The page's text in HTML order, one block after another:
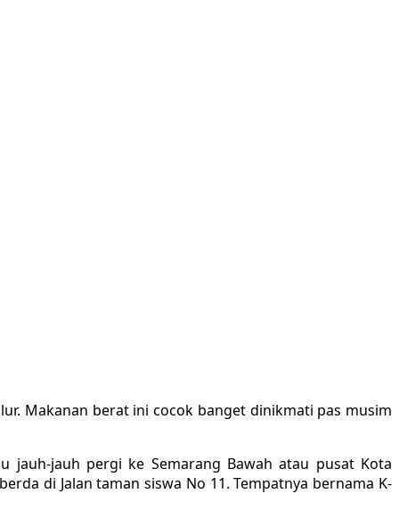
Makanan berat ini cocok banget dinikmati pas musim
jauh-jauh pergi ke Semarang Bawah atau pusat Kota
di Jalan taman siswa No 11. Tempatnya bernama K-